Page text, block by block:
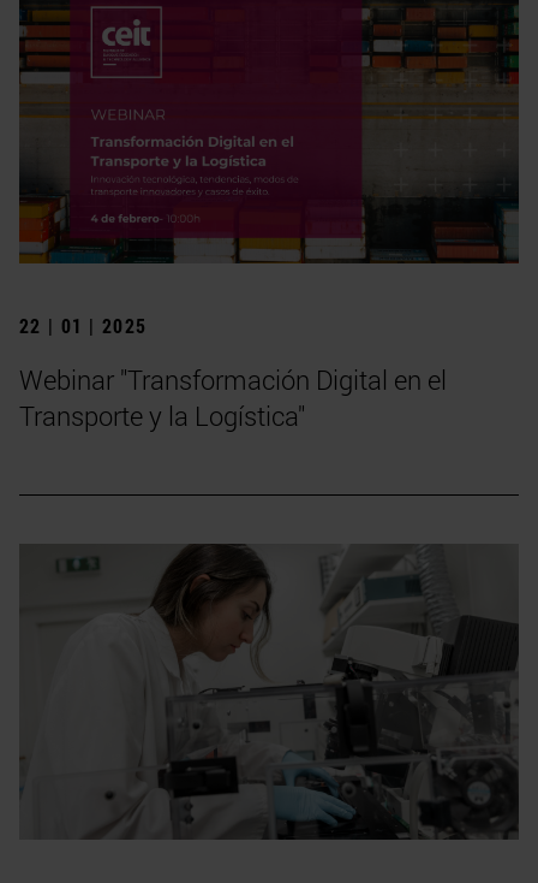
22 | 01 | 2025
Webinar "Transformación Digital en el
Transporte y la Logística"